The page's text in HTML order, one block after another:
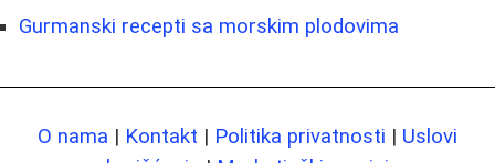
Gurmanski recepti sa morskim plodovima
O nama | Kontakt | Politika privatnosti | Uslovi